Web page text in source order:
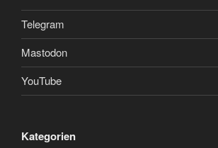
Telegram
Mastodon
YouTube
Kategorien